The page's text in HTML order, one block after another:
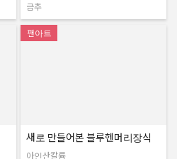
작성자:
금추
팬아트
새로 만들어본 블루헨머리장식
아인산칼륨